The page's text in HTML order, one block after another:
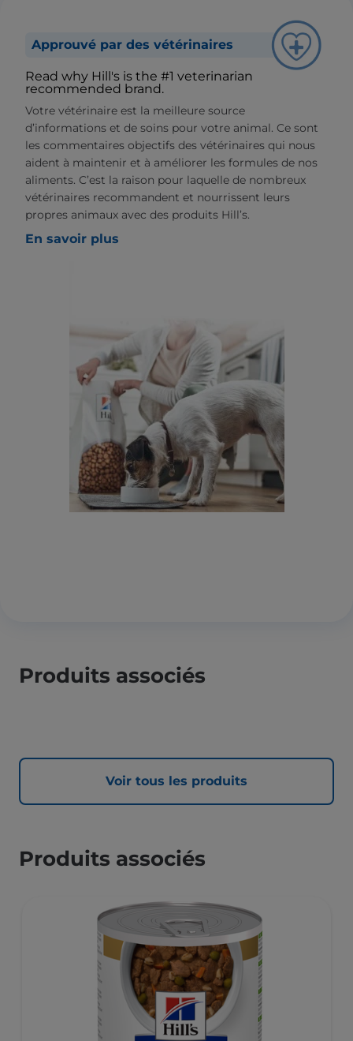
Approuvé par des vétérinaires
Read why Hill's is the #1 veterinarian
recommended brand.
Votre vétérinaire est la meilleure source
d’informations et de soins pour votre animal. Ce sont
les commentaires objectifs des vétérinaires qui nous
aident à maintenir et à améliorer les formules de nos
aliments. C’est la raison pour laquelle de nombreux
vétérinaires recommandent et nourrissent leurs
propres animaux avec des produits Hill’s.
En savoir plus
Produits associés
Voir tous les produits
Produits associés